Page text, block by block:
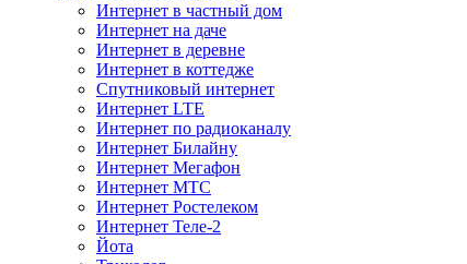
Интернет в частный дом
Интернет на даче
Интернет в деревне
Интернет в коттедже
Спутниковый интернет
Интернет LTE
Интернет по радиоканалу
Интернет Билайну
Интернет Мегафон
Интернет МТС
Интернет Ростелеком
Интернет Теле-2
Йота